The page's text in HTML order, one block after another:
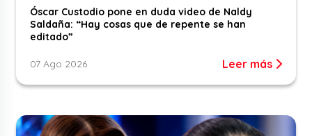
Óscar Custodio pone en duda video de Naldy
Saldaña: “Hay cosas que de repente se han
editado”
07 Ago 2026 Leer más